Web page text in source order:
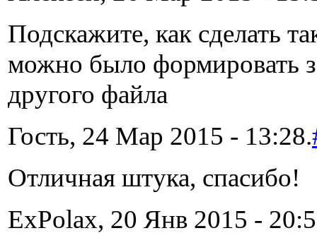
Подскажите, как сделать
можно было формировать
другого файла
Гость, 24 Мар 2015 - 13:28.
Отличная штука, спасибо!
ExPolax, 20 Янв 2015 -